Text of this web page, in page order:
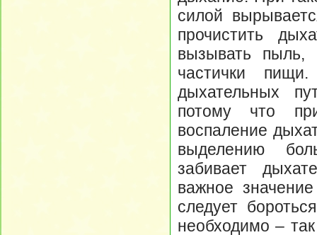
силой
прочистить
вызывать пыль,
частички
дыхательных
потому что
воспаление
выделению
забивает
важное
следует
необходимо –